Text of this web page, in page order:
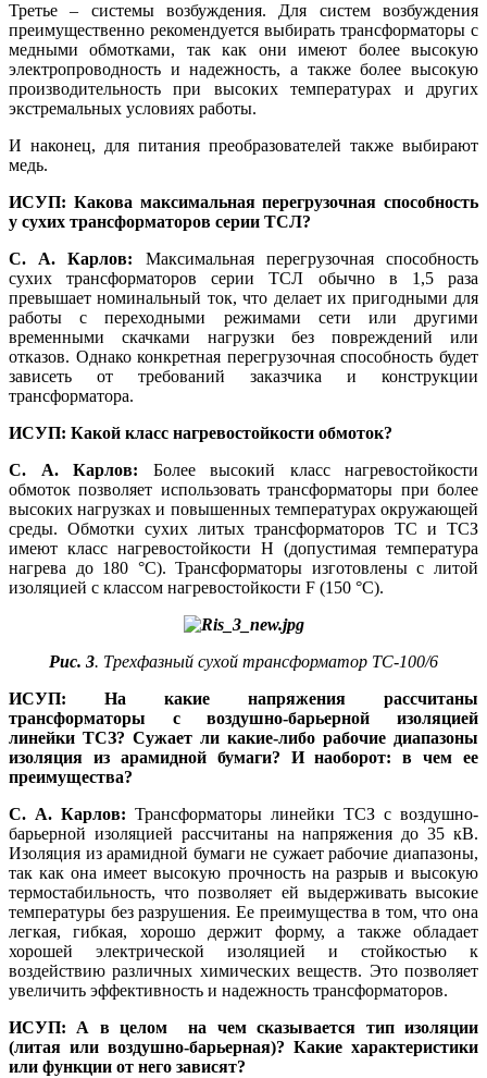
Третье – системы возбуждения. Для систем возбуждения
преимущественно рекомендуется выбирать трансформаторы с
медными обмотками, так как они имеют более высокую
электропроводность и надежность, а также более высокую
производительность при высоких температурах и других
экстремальных условиях работы.
И наконец, для питания преобразователей также выбирают
медь.
ИСУП: Какова максимальная перегрузочная способность
у сухих трансформаторов серии ТСЛ?
С. А. Карлов: Максимальная перегрузочная способность
сухих трансформаторов серии ТСЛ обычно в 1,5 ра­за
превышает номинальный ток, что делает их пригодными для
работы с переходными режимами се­ти или другими
временными скачками нагрузки без повреждений или
отказов. Однако конкретная перегрузочная способность будет
зависеть от требований заказчика и конструкции
трансформатора.
ИСУП: Какой класс нагревостойкости обмоток?
С. А. Карлов: Более высокий класс нагревостойкости
обмоток позволяет использовать трансформаторы при более
высоких нагрузках и повышенных температурах окружающей
среды. Обмотки сухих литых трансформаторов ТС и ТСЗ
имеют класс нагревостойкости H (допустимая температура
нагрева до 180 °C). Трансформаторы изготовлены с литой
изоляцией с классом нагревостойкости F (150 °C).
Рис. 3. Трехфазный сухой трансформатор ТС‑100/6
ИСУП: На какие напряжения рассчитаны
трансформаторы с воздушно-барьерной изоляцией
линейки ТСЗ? Сужает ли какие-либо рабочие диапазоны
изоляция из арамидной бумаги? И наоборот: в чем ее
преимущества?
С. А. Карлов: Трансформаторы линейки ТСЗ с воздушно-
барьерной изоляцией рассчитаны на напряжения до 35 кВ.
Изоляция из арамидной бумаги не сужает рабочие диапазоны,
так как она имеет высокую прочность на разрыв и высокую
термостабильность, что позволяет ей выдерживать высокие
температуры без разрушения. Ее преимущества в том, что она
легкая, гибкая, хорошо держит форму, а также обладает
хорошей электрической изоляцией и стойкостью к
воздействию различных химических веществ. Это позволяет
увеличить эффективность и надежность трансформаторов.
ИСУП: А в целом на чем сказывается тип изоляции
(литая или воздушно-барьерная)? Какие характеристики
или функции от не­го зависят?